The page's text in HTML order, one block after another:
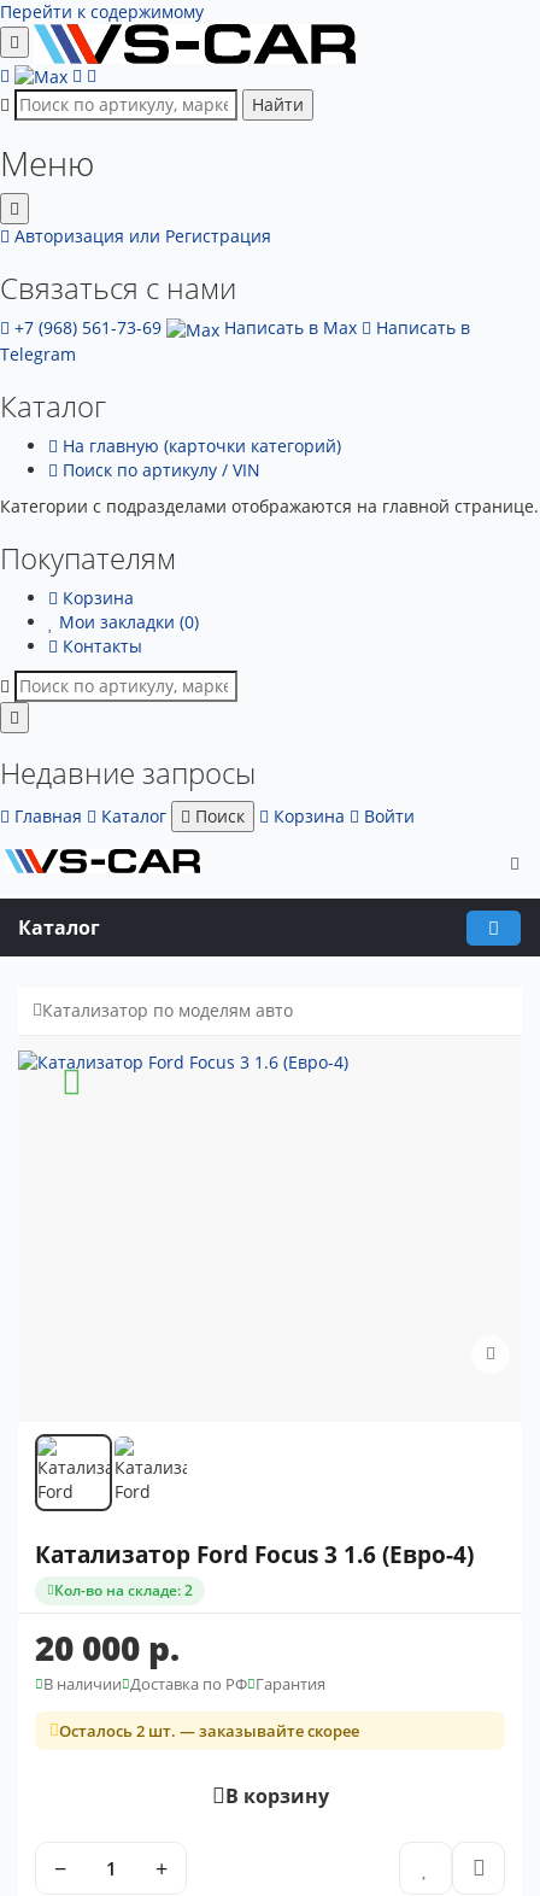
Перейти к содержимому
Найти
Меню
Авторизация или Регистрация
Связаться с нами
+7 (968) 561-73-69 Написать в Max
Написать в
Telegram
Каталог
На главную (карточки категорий)
Поиск по артикулу / VIN
Категории с подразделами отображаются на главной странице.
Покупателям
Корзина
Мои закладки (0)
Контакты
Недавние запросы
Главная Каталог Поиск Корзина Войти
Каталог
Катализатор по моделям авто
Катализатор Ford Focus 3 1.6 (Евро-4)
Кол-во на складе: 2
20 000 р.
В наличии Доставка по РФ Гарантия
Осталось 2 шт. — заказывайте скорее
В корзину
− +